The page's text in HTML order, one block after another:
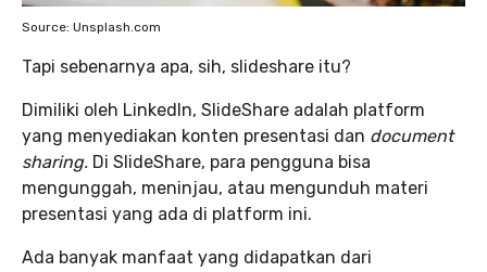
Source: Unsplash.com
Tapi sebenarnya apa, sih, slideshare itu?
Dimiliki oleh LinkedIn, SlideShare adalah platform
yang menyediakan konten presentasi dan document
sharing. Di SlideShare, para pengguna bisa
mengunggah, meninjau, atau mengunduh materi
presentasi yang ada di platform ini.
Ada banyak manfaat yang didapatkan dari